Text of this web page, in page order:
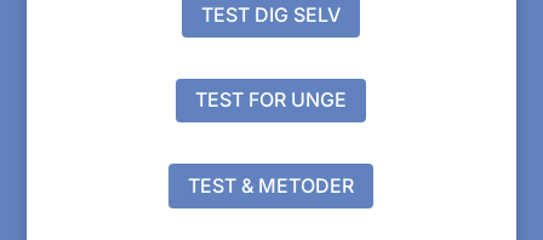
TEST DIG SELV
TEST FOR UNGE
TEST & METODER